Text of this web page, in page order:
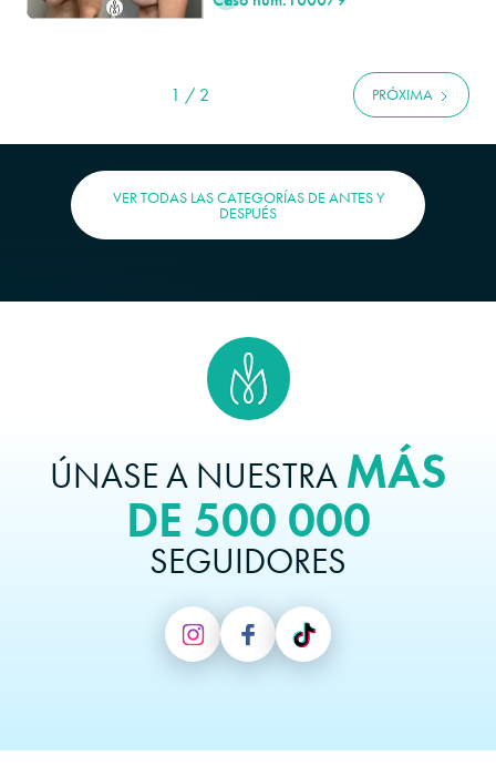
1 / 2 PRÓXIMA
VER TODAS LAS CATEGORÍAS DE ANTES Y
DESPUÉS
ÚNASE A NUESTRA MÁS
DE 500 000
SEGUIDORES